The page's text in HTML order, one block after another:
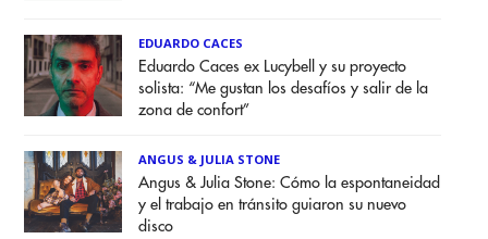
EDUARDO CACES
Eduardo Caces ex Lucybell y su proyecto
solista: “Me gustan los desafíos y salir de la
zona de confort”
ANGUS & JULIA STONE
Angus & Julia Stone: Cómo la espontaneidad
y el trabajo en tránsito guiaron su nuevo
disco